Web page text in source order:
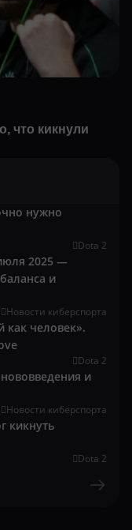
что кикнули
нужно
Dota 2
2025 —
и
Новости киберспорта
человек».
Dota 2
и
Новости киберспорта
кикнуть
Dota 2